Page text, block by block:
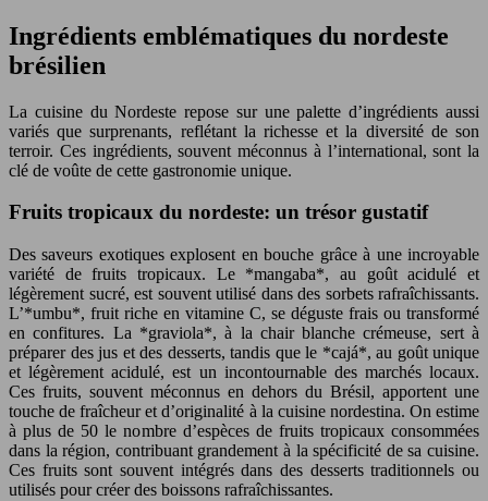
Ingrédients emblématiques du nordeste
brésilien
La cuisine du Nordeste repose sur une palette d’ingrédients aussi
variés que surprenants, reflétant la richesse et la diversité de son
terroir. Ces ingrédients, souvent méconnus à l’international, sont la
clé de voûte de cette gastronomie unique.
Fruits tropicaux du nordeste: un trésor gustatif
Des saveurs exotiques explosent en bouche grâce à une incroyable
variété de fruits tropicaux. Le *mangaba*, au goût acidulé et
légèrement sucré, est souvent utilisé dans des sorbets rafraîchissants.
L’*umbu*, fruit riche en vitamine C, se déguste frais ou transformé
en confitures. La *graviola*, à la chair blanche crémeuse, sert à
préparer des jus et des desserts, tandis que le *cajá*, au goût unique
et légèrement acidulé, est un incontournable des marchés locaux.
Ces fruits, souvent méconnus en dehors du Brésil, apportent une
touche de fraîcheur et d’originalité à la cuisine nordestina. On estime
à plus de 50 le nombre d’espèces de fruits tropicaux consommées
dans la région, contribuant grandement à la spécificité de sa cuisine.
Ces fruits sont souvent intégrés dans des desserts traditionnels ou
utilisés pour créer des boissons rafraîchissantes.